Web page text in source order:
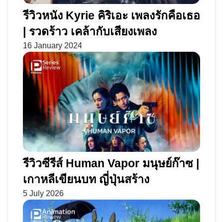
รีวิวหนัง Kyrie คิริเอะ เพลงรักคือเธอ
| รวดร้าว เคล้ากับเสียงเพลง
16 January 2024
รีวิวซีรีส์ Human Vapor มนุษย์ก๊าซ |
เกาหลีเขียนบท ญี่ปุ่นสร้าง
5 July 2026